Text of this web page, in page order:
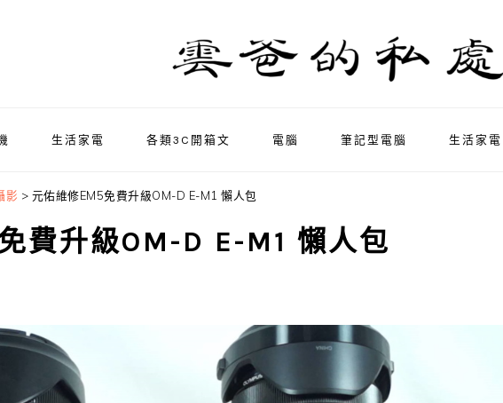
生活家電 各類3C開箱文 電腦 筆記型電腦 生活家電
影 > 元佑維修EM5免費升級OM-D E-M1 懶人包
費升級OM-D E-M1 懶人包